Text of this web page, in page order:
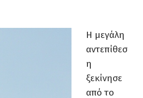
Η μεγάλη
αντεπίθεσ
η
ξεκίνησε
από το